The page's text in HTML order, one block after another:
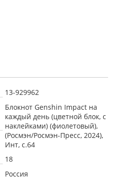
13-929962
Блокнот Genshin Impact на
каждый день (цветной блок, с
наклейками) (фиолетовый),
(Росмэн/Росмэн-Пресс, 2024),
Инт, c.64
18
Россия